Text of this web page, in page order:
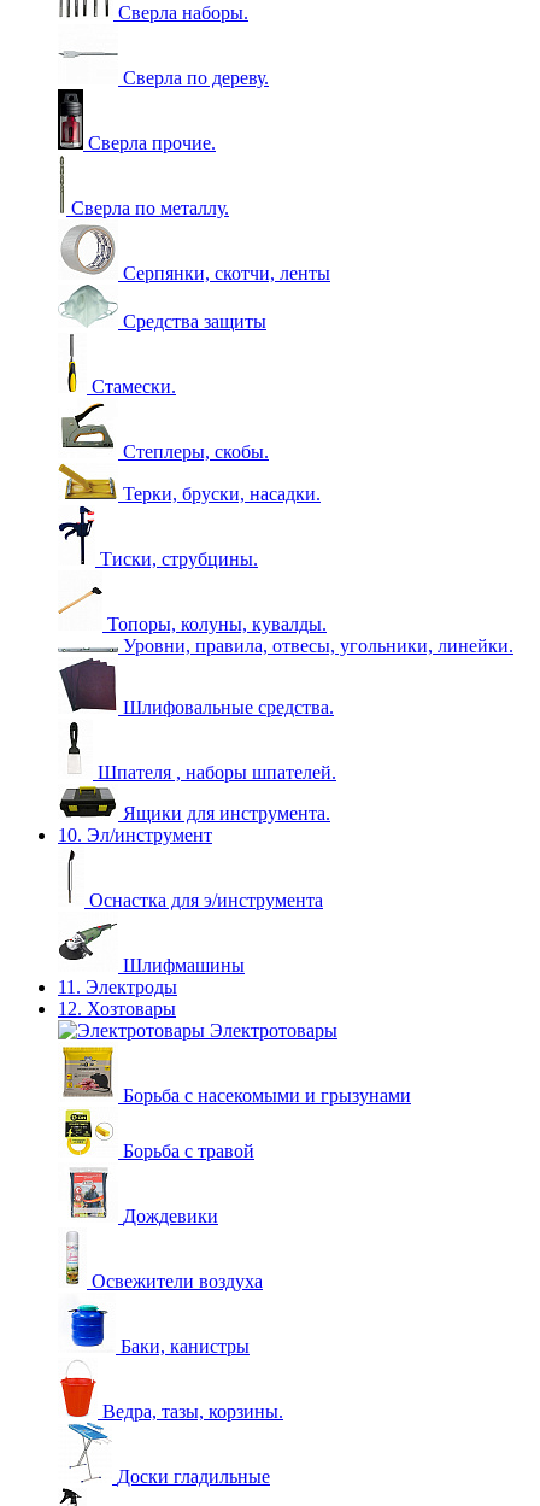
Сверла наборы.
Сверла по дереву.
Сверла прочие.
Сверла по металлу.
Серпянки, скотчи, ленты
Средства защиты
Стамески.
Степлеры, скобы.
Терки, бруски, насадки.
Тиски, струбцины.
Топоры, колуны, кувалды.
Уровни, правила, отвесы, угольники, линейки.
Шлифовальные средства.
Шпателя , наборы шпателей.
Ящики для инструмента.
10. Эл/инструмент
Оснастка для э/инструмента
Шлифмашины
11. Электроды
12. Хозтовары
Электротовары
Борьба с насекомыми и грызунами
Борьба с травой
Дождевики
Освежители воздуха
Баки, канистры
Ведра, тазы, корзины.
Доски гладильные